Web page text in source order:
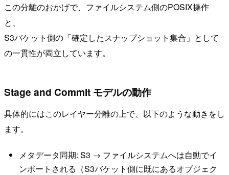
この分離のおかげで、ファイルシステム側のPOSIX操作
と、
S3バケット側の「確定したスナップショット集合」として
の一貫性が両立しています。
Stage and Commit モデルの動作
具体的にはこのレイヤー分離の上で、以下のような動きをし
ます。
メタデータ同期: S3 → ファイルシステムへは自動でイ
ンポートされる（S3バケット側に既にあるオブジェク